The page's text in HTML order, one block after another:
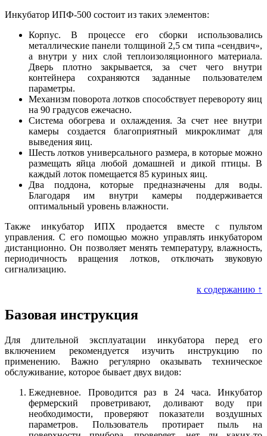
Инкубатор ИПФ-500 состоит из таких элементов:
Корпус. В процессе его сборки использовались
металлические панели толщиной 2,5 см типа «сендвич»,
а внутри у них слой теплоизоляционного материала.
Дверь плотно закрывается, за счет чего внутри
контейнера сохраняются заданные пользователем
параметры.
Механизм поворота лотков способствует перевороту яиц
на 90 градусов ежечасно.
Система обогрева и охлаждения. За счет нее внутри
камеры создается благоприятный микроклимат для
выведения яиц.
Шесть лотков универсального размера, в которые можно
размещать яйца любой домашней и дикой птицы. В
каждый лоток помещается 85 куриных яиц.
Два поддона, которые предназначены для воды.
Благодаря им внутри камеры поддерживается
оптимальный уровень влажности.
Также инкубатор ИПХ продается вместе с пультом
управления. С его помощью можно управлять инкубатором
дистанционно. Он позволяет менять температуру, влажность,
периодичность вращения лотков, отключать звуковую
сигнализацию.
к содержанию ↑
Базовая инструкция
Для длительной эксплуатации инкубатора перед его
включением рекомендуется изучить инструкцию по
применению. Важно регулярно оказывать техническое
обслуживание, которое бывает двух видов:
Ежедневное. Проводится раз в 24 часа. Инкубатор
фермерский проветривают, доливают воду при
необходимости, проверяют показатели воздушных
параметров. Пользователь протирает пыль на